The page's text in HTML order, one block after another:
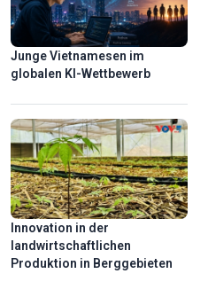
Junge Vietnamesen im
globalen KI-Wettbewerb
Innovation in der
landwirtschaftlichen
Produktion in Berggebieten